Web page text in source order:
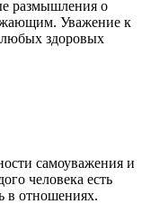
размышления о
Уважение к
здоровых
самоуважения и
человека есть
в отношениях.